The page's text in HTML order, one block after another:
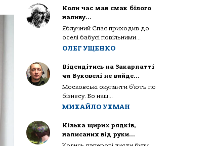
Коли час мав смак білого
наливу…
Яблучний Спас приходив до
оселі бабусі повільними...
ОЛЕГ УЩЕНКО
Відсидітись на Закарпатті
чи Буковелі не вийде…
Московські окупанти б’ють по
бізнесу. Бо наш...
МИХАЙЛО УХМАН
Кілька щирих рядків,
написаних від руки…